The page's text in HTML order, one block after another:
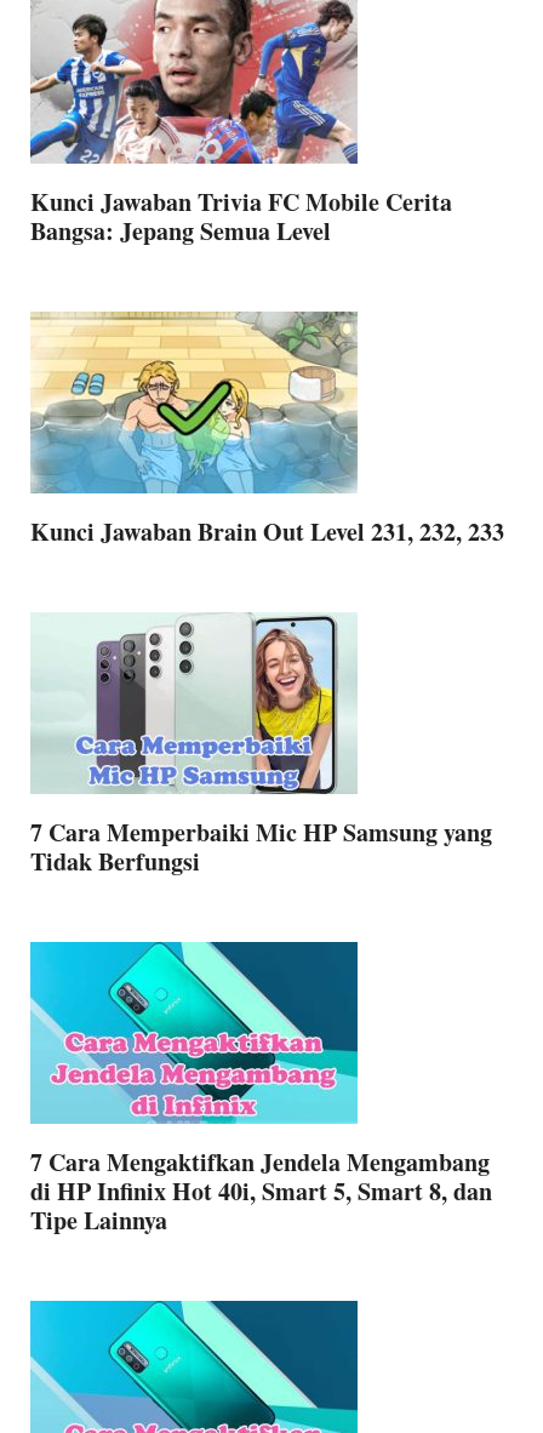
Kunci Jawaban Trivia FC Mobile Cerita
Bangsa: Jepang Semua Level
Kunci Jawaban Brain Out Level 231, 232, 233
7 Cara Memperbaiki Mic HP Samsung yang
Tidak Berfungsi
7 Cara Mengaktifkan Jendela Mengambang
di HP Infinix Hot 40i, Smart 5, Smart 8, dan
Tipe Lainnya